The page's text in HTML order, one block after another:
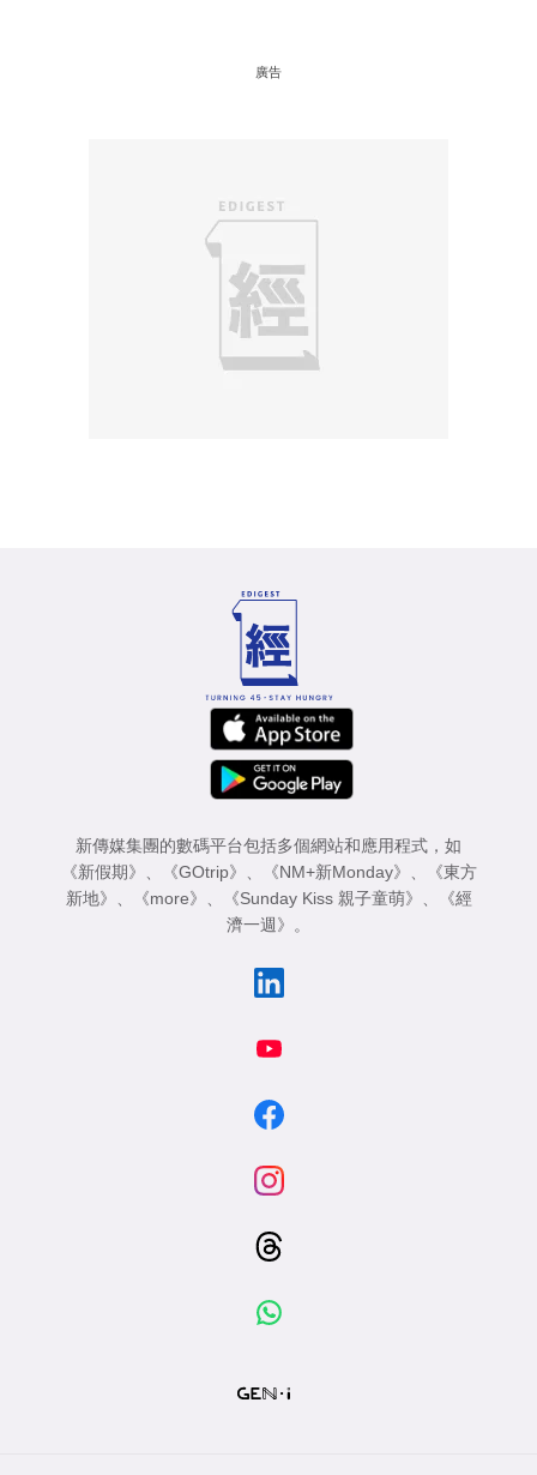
廣告
新傳媒集團的數碼平台包括多個網站和應用程式，如
《新假期》
《GOtrip》 《NM+新Monday》
《東方
新地》
《more》 《Sunday Kiss 親子童萌》
《經
濟一週》
。